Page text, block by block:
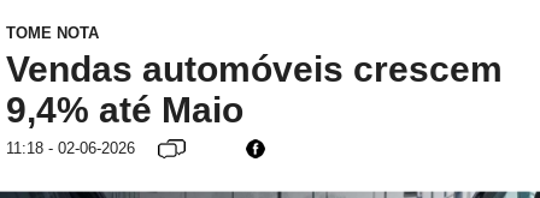
TOME NOTA
Vendas automóveis crescem
9,4% até Maio
11:18 - 02-06-2026